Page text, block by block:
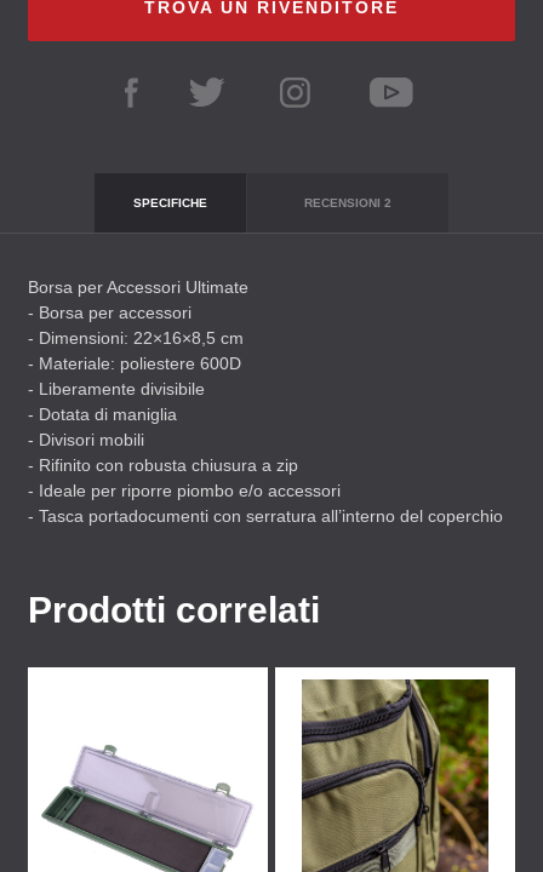
TROVA UN RIVENDITORE
SPECIFICHE RECENSIONI 2
Borsa per Accessori Ultimate
- Borsa per accessori
- Dimensioni: 22×16×8,5 cm
- Materiale: poliestere 600D
- Liberamente divisibile
- Dotata di maniglia
- Divisori mobili
- Rifinito con robusta chiusura a zip
- Ideale per riporre piombo e/o accessori
- Tasca portadocumenti con serratura all’interno del coperchio
Prodotti correlati